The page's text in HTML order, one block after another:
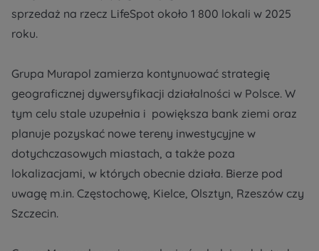
sprzedaż na rzecz LifeSpot około 1 800 lokali w 2025
roku.
Grupa Murapol zamierza kontynuować strategię
geograficznej dywersyfikacji działalności w Polsce. W
tym celu stale uzupełnia i powiększa bank ziemi oraz
planuje pozyskać nowe tereny inwestycyjne w
dotychczasowych miastach, a także poza
lokalizacjami, w których obecnie działa. Bierze pod
uwagę m.in. Częstochowę, Kielce, Olsztyn, Rzeszów czy
Szczecin.
Imię i nazwisko
Telefon
Надаю всі згоди
Повідомляємо, що для забезпечення найвищої
якості... *
розширити
Даю згоду на отримання комерційної інформації
від...
розширити
Rozwiń
Wyrażam zgodę otrzymywanie informacji
handlowych od
...
Każdej osobie przysługuje prawo dostępu do
treści swoich
Rozwiń
Rozwiń
Wyrażam zgodę otrzymywanie informacji
handlowych od
...
Każdej osobie przysługuje prawo dostępu do
treści swoich
Rozwiń